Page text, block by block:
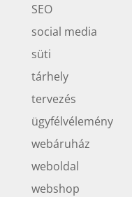
SEO
social media
süti
tárhely
tervezés
ügyfélvélemény
webáruház
weboldal
webshop